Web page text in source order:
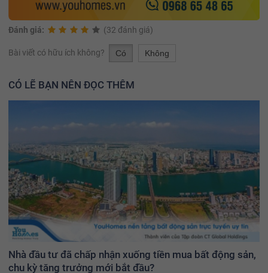
Đánh giá: (32 đánh giá)
Bài viết có hữu ích không? Có Không
CÓ LẼ BẠN NÊN ĐỌC THÊM
Nhà đầu tư đã chấp nhận xuống tiền mua bất động sản,
chu kỳ tăng trưởng mới bắt đầu?